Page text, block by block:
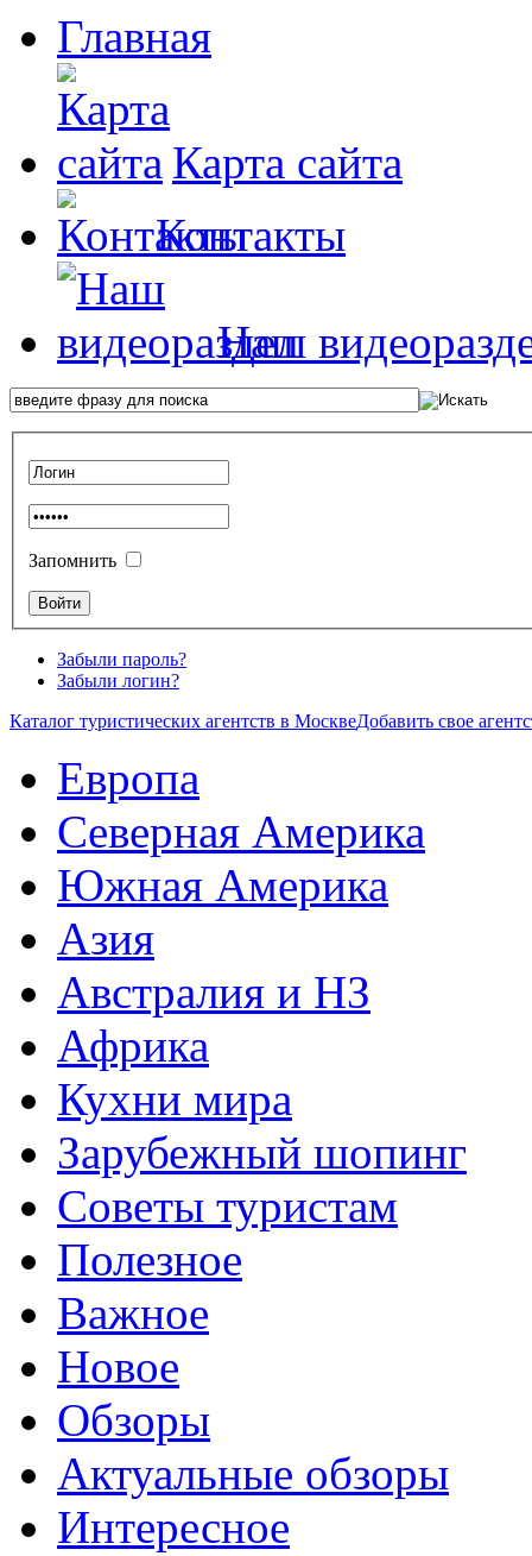
Главная
Карта сайта
Контакты
Наш
Запомнить
Забыли пароль?
Забыли логин?
Каталог туристических агентств в МосквеДобавить свое
Европа
Северная Америка
Южная Америка
Азия
Австралия и НЗ
Африка
Кухни мира
Зарубежный шопинг
Советы туристам
Полезное
Важное
Новое
Обзоры
Актуальные обзоры
Интересное